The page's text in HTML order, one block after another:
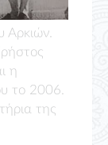
η
το 2006.
της